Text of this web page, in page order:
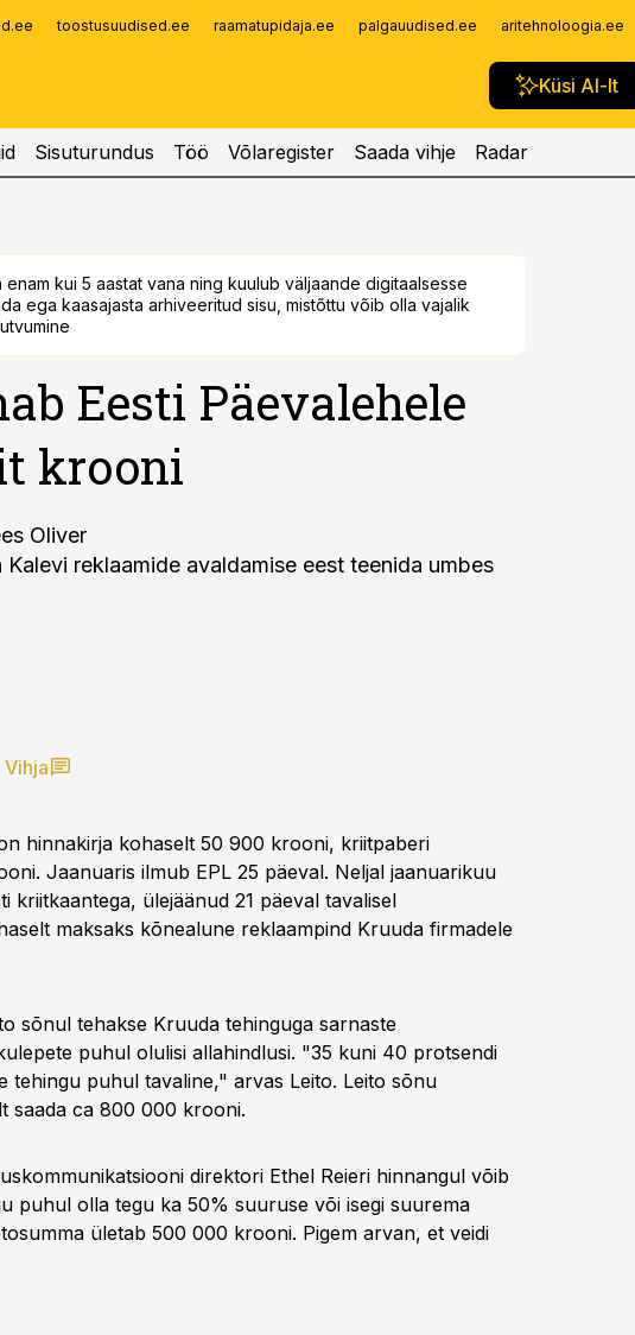
toostusuudised.ee raamatupidaja.ee palgauudised.ee aritehnoloogia.ee
Küsi AI-lt
Sisuturundus Töö Võlaregister Saada vihje Radar
enam kui 5 aastat vana ning kuulub väljaande digitaalsesse
ega kaasajasta arhiveeritud sisu, mistõttu võib olla vajalik
Eesti Päevalehele
krooni
Oliver
Kalevi reklaamide avaldamise eest teenida umbes
Vihja
hinnakirja kohaselt 50 900 krooni, kriitpaberi
Jaanuaris ilmub EPL 25 päeval. Neljal jaanuarikuu
kriitkaantega, ülejäänud 21 päeval tavalisel
maksaks kõnealune reklaampind Kruuda firmadele
sõnul tehakse Kruuda tehinguga sarnaste
puhul olulisi allahindlusi. "35 kuni 40 protsendi
tehingu puhul tavaline," arvas Leito. Leito sõnu
saada ca 800 000 krooni.
direktori Ethel Reieri hinnangul võib
puhul olla tegu ka 50% suuruse või isegi suurema
ületab 500 000 krooni. Pigem arvan, et veidi